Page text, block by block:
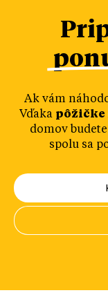
Ak vám
Vďaka pôžičke
domov
spolu sa